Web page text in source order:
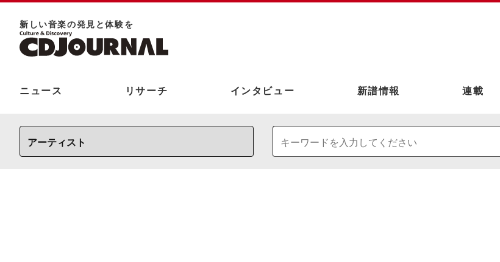
新しい⾳楽の発⾒と体験を
ニュース リサーチ インタビュー 新譜情報 連載